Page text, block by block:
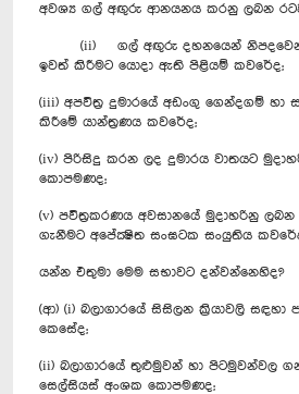
අවශ්‍ය ගල් අඟුරු ආනයනය කරනු ලබන
(ii) ගල් අඟුරු දහනයෙන් නිපදවෙන
ඉවත් කිරීමට යොදා ඇති පිළියම් කවරේද;
(iii) අපවිත්‍ර දුමාරයේ අඩංගු ගෙන්දගම්
කිරීමේ යාන්ත්‍රණය කවරේද;
(iv) පිරිසිදු කරන ලද දුමාරය වාතයට
කොපමණද;
(v) පවිත්‍රකරණය අවසානයේ මුදාහරිනු ලබන
ගැනීමට අපේක්‍ෂිත සංඝටක සංයුතිය
යන්න එතුමා මෙම සභාවට දන්‍වන්නෙහිද?
(ආ) (i) බලාගාරයේ සිසිලන ක්‍රියාවලි සඳහා
කෙසේද;
(ii) බලාගාරයේ තුළුමුවන් හා පිටමුවන්වල
සෙල්සියස් අංශක කොපමණද;